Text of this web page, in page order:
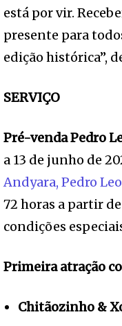
está por vir.
presente para
edição histórica”,
SERVIÇO
Pré-venda Pedro
a 13 de junho de
Andyara, Pedro
72 horas a partir
condições
Primeira atração
Chitãozinho &